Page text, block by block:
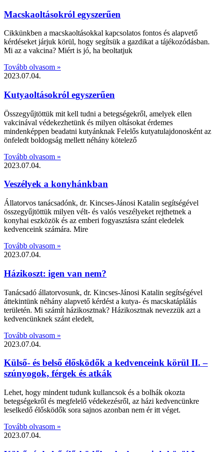
Macskaoltásokról egyszerűen
Cikkünkben a macskaoltásokkal kapcsolatos fontos és alapvető
kérdéseket járjuk körül, hogy segítsük a gazdikat a tájékozódásban.
Mi az a vakcina? Miért is jó, ha beoltatjuk
Tovább olvasom »
2023.07.04.
Kutyaoltásokról egyszerűen
Összegyűjtöttük mit kell tudni a betegségekről, amelyek ellen
vakcinával védekezhetünk és milyen oltásokat érdemes
mindenképpen beadatni kutyánknak Felelős kutyatulajdonosként az
önfeledt boldogság mellett néhány kötelező
Tovább olvasom »
2023.07.04.
Veszélyek a konyhánkban
Állatorvos tanácsadónk, dr. Kincses-Jánosi Katalin segítségével
összegyűjtöttük milyen vélt- és valós veszélyeket rejthetnek a
konyhai eszközök és az emberi fogyasztásra szánt eledelek
kedvenceink számára. Mire
Tovább olvasom »
2023.07.04.
Házikoszt: igen van nem?
Tanácsadó állatorvosunk, dr. Kincses-Jánosi Katalin segítségével
áttekintünk néhány alapvető kérdést a kutya- és macskatáplálás
területén. Mi számít házikosztnak? Házikosztnak nevezzük azt a
kedvencünknek szánt eledelt,
Tovább olvasom »
2023.07.04.
Külső- és belső élősködők a kedvenceink körül II. –
szúnyogok, férgek és atkák
Lehet, hogy mindent tudunk kullancsok és a bolhák okozta
betegségekről és megfelelő védekezésről, az házi kedvencünkre
leselkedő élősködők sora sajnos azonban nem ér itt véget.
Tovább olvasom »
2023.07.04.